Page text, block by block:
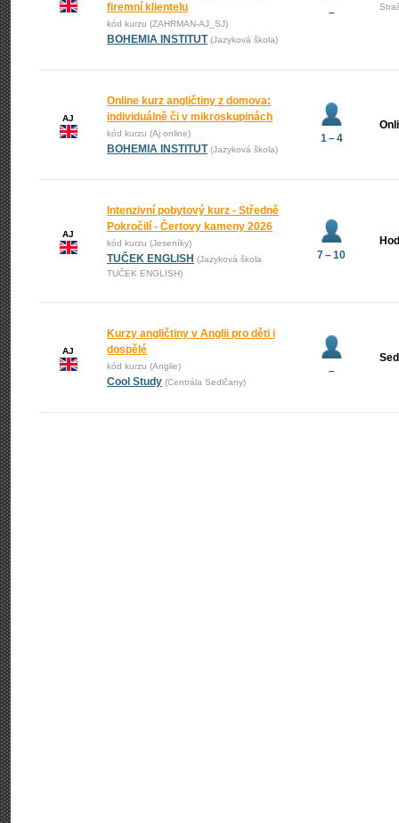
firemní klientelu
kód kurzu (ZAHRMAN-AJ_SJ)
BOHEMIA INSTITUT (Jazyková škola)
–
AJ
Online kurz angličtiny z domova:
individuálně či v mikroskupinách
kód kurzu (Aj online)
BOHEMIA INSTITUT (Jazyková škola)
1 – 4
AJ
Intenzivní pobytový kurz - Středně
Pokročilí - Čertovy kameny 2026
kód kurzu (Jeseníky)
TUČEK ENGLISH (Jazyková škola
TUČEK ENGLISH)
7 – 10
AJ
Kurzy angličtiny v Anglii pro děti i
dospělé
kód kurzu (Anglie)
Cool Study (Centrála Sedlčany)
–